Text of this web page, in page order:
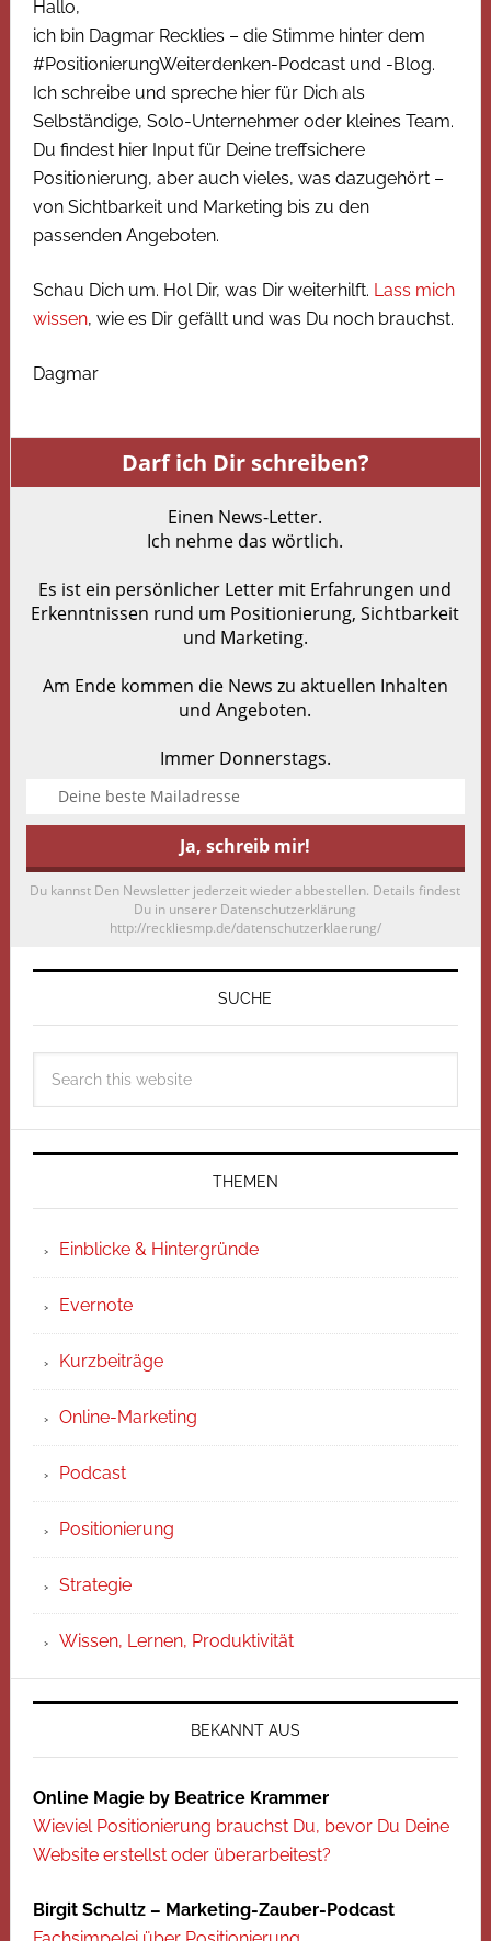
Hallo,
ich bin Dagmar Recklies – die Stimme hinter dem
#PositionierungWeiterdenken-Podcast und -Blog.
Ich schreibe und spreche hier für Dich als
Selbständige, Solo-Unternehmer oder kleines Team.
Du findest hier Input für Deine treffsichere
Positionierung, aber auch vieles, was dazugehört –
von Sichtbarkeit und Marketing bis zu den
passenden Angeboten.
Schau Dich um. Hol Dir, was Dir weiterhilft. Lass mich
wissen, wie es Dir gefällt und was Du noch brauchst.
Dagmar
Darf ich Dir schreiben?
Einen News-Letter.
Ich nehme das wörtlich.
Es ist ein persönlicher Letter mit Erfahrungen und
Erkenntnissen rund um Positionierung, Sichtbarkeit
und Marketing.
Am Ende kommen die News zu aktuellen Inhalten
und Angeboten.
Immer Donnerstags.
Du kannst Den Newsletter jederzeit wieder abbestellen. Details findest
Du in unserer Datenschutzerklärung
http://reckliesmp.de/datenschutzerklaerung/
SUCHE
THEMEN
Einblicke & Hintergründe
Evernote
Kurzbeiträge
Online-Marketing
Podcast
Positionierung
Strategie
Wissen, Lernen, Produktivität
BEKANNT AUS
Online Magie by Beatrice Krammer
Wieviel Positionierung brauchst Du, bevor Du Deine
Website erstellst oder überarbeitest?
Birgit Schultz – Marketing-Zauber-Podcast